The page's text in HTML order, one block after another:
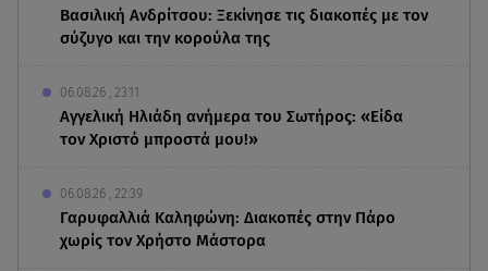
Βασιλική Ανδρίτσου: Ξεκίνησε τις διακοπές με τον
σύζυγο και την κορούλα της
06.08.26 , 23:11
Αγγελική Ηλιάδη ανήμερα του Σωτήρος: «Είδα
τον Χριστό μπροστά μου!»
06.08.26 , 22:39
Γαρυφαλλιά Καληφώνη: Διακοπές στην Πάρο
χωρίς τον Χρήστο Μάστορα